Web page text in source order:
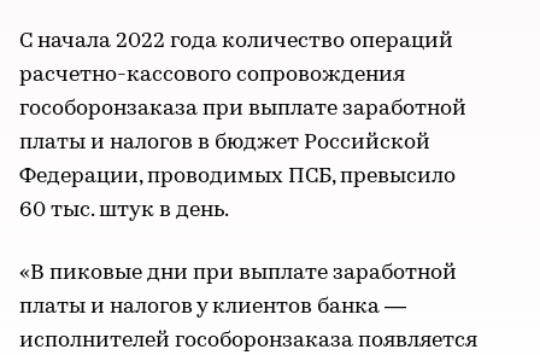
С начала 2022 года количество операций
расчетно-кассового сопровождения
гособоронзаказа при выплате заработной
платы и налогов в бюджет Российской
Федерации, проводимых ПСБ, превысило
60 тыс. штук в день.
«В пиковые дни при выплате заработной
платы и налогов у клиентов банка —
исполнителей гособоронзаказа появляется